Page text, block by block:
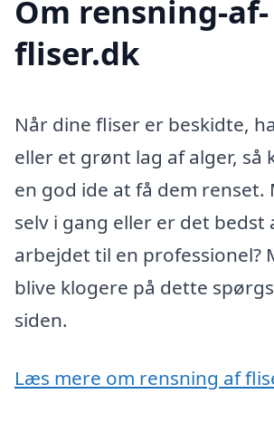
Om rensning-af-
fliser.dk
Når dine fliser er beskidte,
eller et grønt lag af alger, så
en god ide at få dem renset.
selv i gang eller er det bedst
arbejdet til en professionel?
blive klogere på dette
siden.
Læs mere om rensning af